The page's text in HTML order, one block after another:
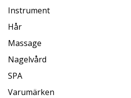
Instrument
Hår
Massage
Nagelvård
SPA
Varumärken